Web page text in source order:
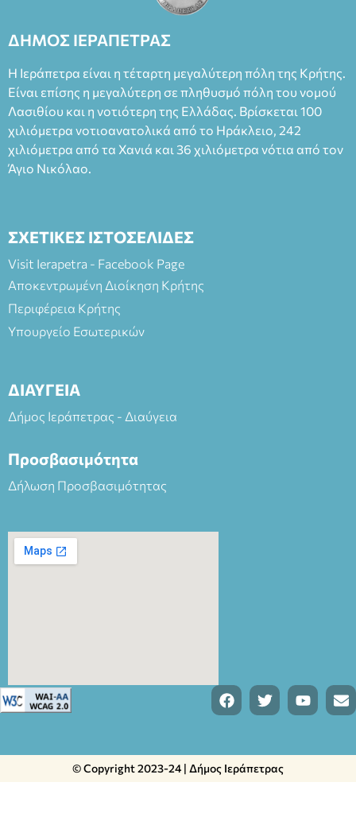
ΔΗΜΟΣ ΙΕΡΑΠΕΤΡΑΣ
Η Ιεράπετρα είναι η τέταρτη μεγαλύτερη πόλη της Κρήτης.
Είναι επίσης η μεγαλύτερη σε πληθυσμό πόλη του νομού
Λασιθίου και η νοτιότερη της Ελλάδας. Βρίσκεται 100
χιλιόμετρα νοτιοανατολικά από το Ηράκλειο, 242
χιλιόμετρα από τα Χανιά και 36 χιλιόμετρα νότια από τον
Άγιο Νικόλαο.
ΣΧΕΤΙΚΕΣ ΙΣΤΟΣΕΛΙΔΕΣ
Visit Ierapetra - Facebook Page
Αποκεντρωμένη Διοίκηση Κρήτης
Περιφέρεια Κρήτης
Υπουργείο Εσωτερικών
ΔΙΑΥΓΕΙΑ
Δήμος Ιεράπετρας - Διαύγεια
Προσβασιμότητα
Δήλωση Προσβασιμότητας
© Copyright 2023-24 | Δήμος Ιεράπετρας